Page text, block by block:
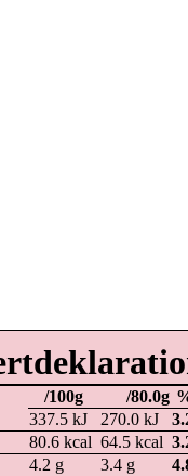
/100g /80.0g
337.5 kJ 270.0 kJ
80.6 kcal 64.5 kcal
4.2 g 3.4 g